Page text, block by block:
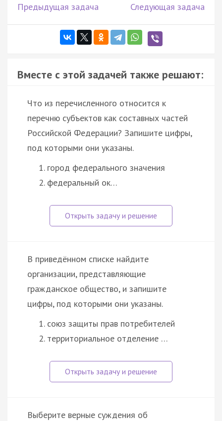
Предыдущая задача Следующая задача
Вместе с этой задачей также решают:
Что из перечисленного относится к
перечню субъектов как составных частей
Российской Федерации? Запишите цифры,
под которыми они указаны.
город федерального значения
федеральный ок…
В приведённом списке найдите
организации, представляющие
гражданское общество, и запишите
цифры, под которыми они указаны.
союз защиты прав потребителей
территориальное отделение …
Выберите верные суждения об